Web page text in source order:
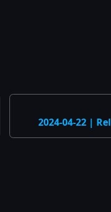
2024-04-22 |